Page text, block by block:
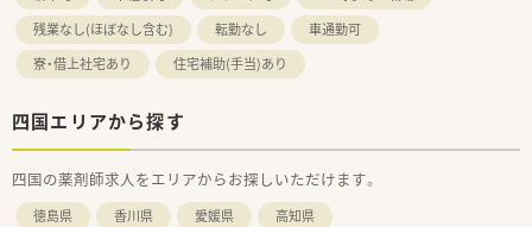
残業なし(ほぼなし含む)
転勤なし
車通勤可
寮・借上社宅あり
住宅補助(手当)あり
四国エリアから探す
四国の薬剤師求人をエリアからお探しいただけます。
徳島県 香川県 愛媛県 高知県